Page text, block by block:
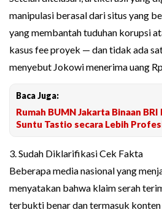
manipulasi berasal dari situs yang
yang membantah tuduhan korupsi
kasus fee proyek — dan tidak ada
menyebut Jokowi menerima uang
Baca Juga:
Rumah BUMN Jakarta Binaan
Suntu Tastio secara Lebih
3. Sudah Diklarifikasi Cek Fakta
Beberapa media nasional yang
menyatakan bahwa klaim serah
terbukti benar dan termasuk konten